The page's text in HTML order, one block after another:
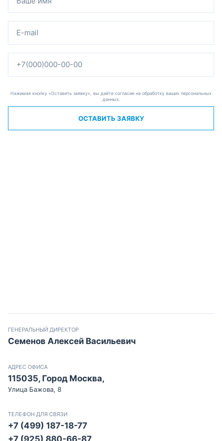
Нажимая кнопку «Оставить заявку», вы даёте согласие на обработку ваших персональных
данных.
ОСТАВИТЬ ЗАЯВКУ
ГЕНЕРАЛЬНЫЙ ДИРЕКТОР
Семенов Алексей Васильевич
АДРЕС ОФИСА
115035, Город Москва,
Улица Бажова, 8
ТЕЛЕФОН ДЛЯ СВЯЗИ
+7 (499) 187-18-77
+7 (925) 880-66-87